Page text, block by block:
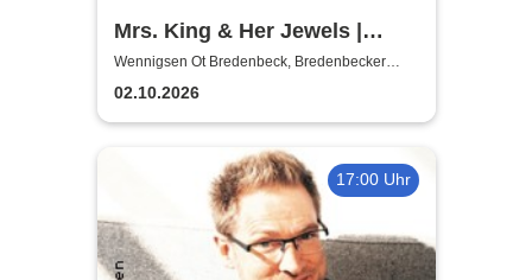
Mrs. King & Her Jewels |
Blues, Boogie-Woogie, Rock
n Roll & Soul
Wennigsen Ot Bredenbeck, Bredenbecker
Scheune
02.10.2026
17:00 Uhr